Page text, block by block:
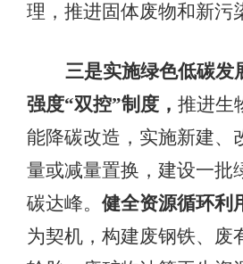
理 ， 推进固体废物和新污
三是实施绿色低碳发
强度“双控”制度， 推进生
能降碳改造，实施新建、
量或减量置换 ， 建设一批
碳达峰。 健全资源循环利
为契机，构建废钢铁、废